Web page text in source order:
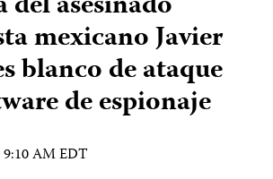
mexicano Javier
blanco de ataque
de espionaje
AM EDT